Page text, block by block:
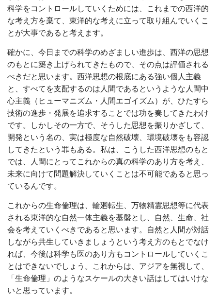
科学をコントロールしていくためには、これまでの西洋的
な考え方を棄て、東洋的な考えに立って取り組んでいくこ
とが大事であると考えます。
確かに、今日までの科学のめざましい進歩は、西洋の思想
のもとに築き上げられてきたもので、その点は評価される
べきだと思います。西洋思想の根底にある強い個人主義
と、すべてを支配するのは人間であるというような人間中
心主義（ヒューマニズム・人間エゴイズム）が、ひたすら
技術の進歩・発展を追求することでは功を奏してきたわけ
です。しかしその一方で、そうした思想を振りかざして、
開発という名の、実は極度な自然破壊、環境破壊をも容認
してきたという罪もある。私は、こうした西洋思想のもと
では、人間にとってこれからの真の科学のあり方を考え、
未来に向けて問題解決していくことは不可能であると思っ
ているんです。
これからの生命倫理は、輪廻転生、万物精霊思想等に代表
される東洋的な自然一体主義を基盤とし、自然、生命、社
会を考えていくべきであると思います。自然と人間が対話
しながら共生していきましょうという考え方のもとでなけ
れば、今後は科学も医のあり方もコントロールしていくこ
とはできないでしょう。これからは、アジアを無視して、
「生命倫理」のようなスケールの大きい話はしてはいけな
いと思っています。